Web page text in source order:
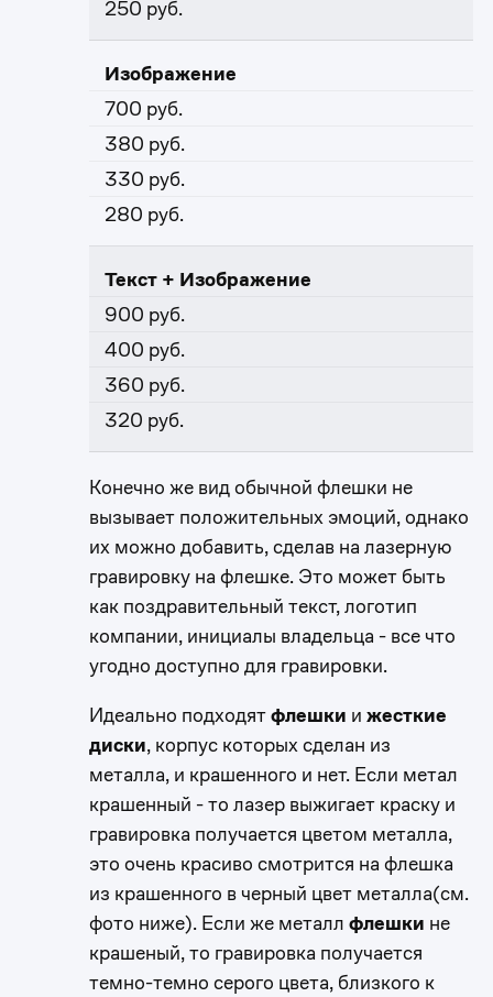
250 руб.
Изображение
700 руб.
380 руб.
330 руб.
280 руб.
Текст + Изображение
900 руб.
400 руб.
360 руб.
320 руб.
Конечно же вид обычной флешки не
вызывает положительных эмоций, однако
их можно добавить, сделав на лазерную
гравировку на флешке. Это может быть
как поздравительный текст, логотип
компании, инициалы владельца - все что
угодно доступно для гравировки.
Идеально подходятфлешки и жесткие
диски, корпус которых сделан из
металла, и крашенного и нет. Если метал
крашенный - то лазер выжигает краску и
гравировка получается цветом металла,
это очень красиво смотрится на флешка
из крашенного в черный цвет металла(см.
фото ниже). Если же металл флешки не
крашеный, то гравировка получается
темно-темно серого цвета, близкого к
0
1
2
3
0
1
2